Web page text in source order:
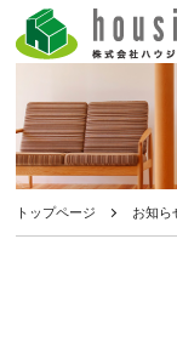
トップページ お知ら